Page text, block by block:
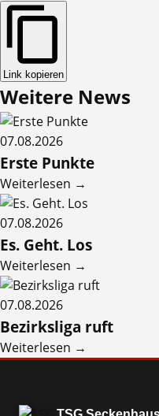
Link kopieren
Weitere News
07.08.2026
Erste Punkte
Weiterlesen →
07.08.2026
Es. Geht. Los
Weiterlesen →
07.08.2026
Bezirksliga ruft
Weiterlesen →